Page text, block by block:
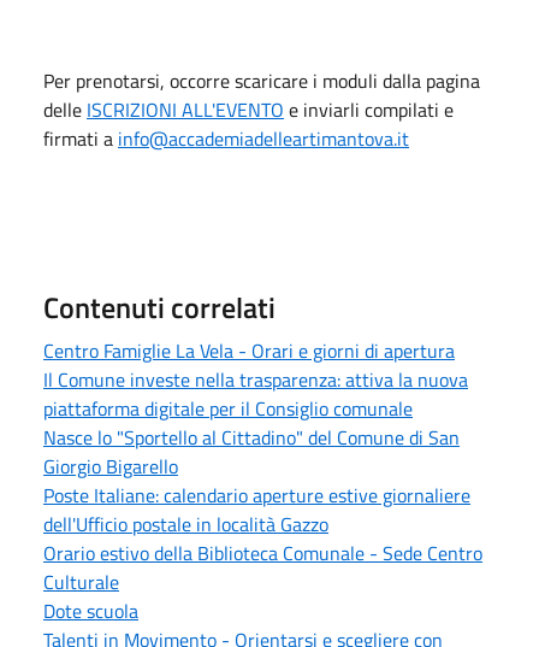
Per prenotarsi, occorre scaricare i moduli dalla pagina
delle ISCRIZIONI ALL'EVENTO e inviarli compilati e
firmati a info@accademiadelleartimantova.it
Contenuti correlati
Centro Famiglie La Vela - Orari e giorni di apertura
Il Comune investe nella trasparenza: attiva la nuova
piattaforma digitale per il Consiglio comunale
Nasce lo "Sportello al Cittadino" del Comune di San
Giorgio Bigarello
Poste Italiane: calendario aperture estive giornaliere
dell'Ufficio postale in località Gazzo
Orario estivo della Biblioteca Comunale - Sede Centro
Culturale
Dote scuola
Talenti in Movimento - Orientarsi e scegliere con